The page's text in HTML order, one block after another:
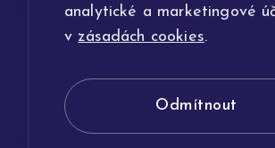
analytické a marketingové
v zásadách cookies.
Odmítnout
Výkup zlata